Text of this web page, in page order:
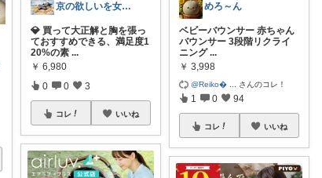
京の欲しいを女性に向けて
💎 買って大正解と胸を張っ
ておすすめできる、満足度1
20%の素 ...
￥ 6,980
0 0 3
コレ いいね
めろ～ん
ベビーバウンサー 赤ちゃん
バウンサー 3段階リクライ
ニング...
￥ 3,998
@Reiko さんのコレ！
1 0 94
コレ いいね